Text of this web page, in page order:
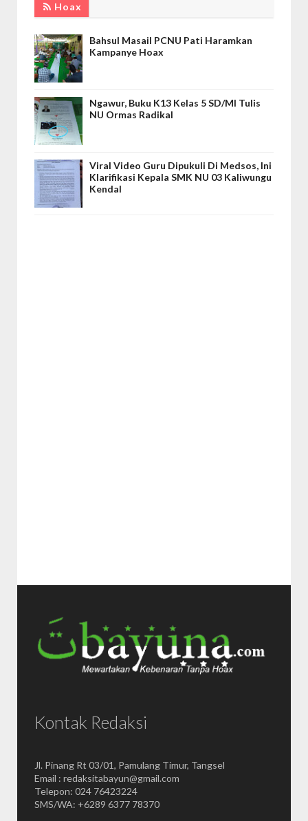
Hoax
Bahsul Masail PCNU Pati Haramkan
Kampanye Hoax
Ngawur, Buku K13 Kelas 5 SD/MI Tulis
NU Ormas Radikal
Viral Video Guru Dipukuli Di Medsos, Ini
Klarifikasi Kepala SMK NU 03 Kaliwungu
Kendal
Kontak Redaksi
Jl. Pinang Rt 03/01, Pamulang Timur, Tangsel
Email : redaksitabayun@gmail.com
Telepon: 024 76423224
SMS/WA: +6289 6377 78370